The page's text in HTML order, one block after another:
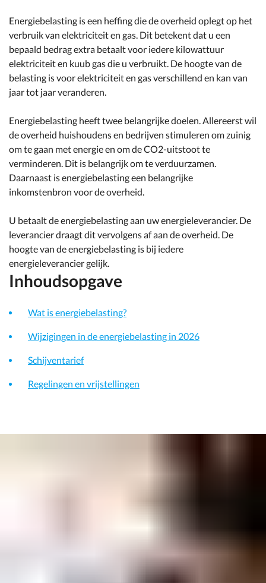
Energiebelasting is een heffing die de overheid oplegt op het
verbruik van elektriciteit en gas. Dit betekent dat u een
bepaald bedrag extra betaalt voor iedere kilowattuur
elektriciteit en kuub gas die u verbruikt. De hoogte van de
belasting is voor elektriciteit en gas verschillend en kan van
jaar tot jaar veranderen.
Energiebelasting heeft twee belangrijke doelen. Allereerst wil
de overheid huishoudens en bedrijven stimuleren om zuinig
om te gaan met energie en om de CO2-uitstoot te
verminderen. Dit is belangrijk om te verduurzamen.
Daarnaast is energiebelasting een belangrijke
inkomstenbron voor de overheid.
U betaalt de energiebelasting aan uw energieleverancier. De
leverancier draagt dit vervolgens af aan de overheid. De
hoogte van de energiebelasting is bij iedere
energieleverancier gelijk.
Inhoudsopgave
Wat is energiebelasting?
Wijzigingen in de energiebelasting in 2026
Schijventarief
Regelingen en vrijstellingen